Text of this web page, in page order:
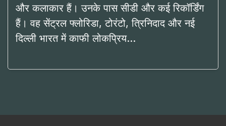
और कलाकार हैं। उनके पास सीडी और कई रिकॉर्डिंग
हैं। वह सेंट्रल फ्लोरिडा, टोरंटो, त्रिनिदाद और नई
दिल्ली भारत में काफी लोकप्रिय…